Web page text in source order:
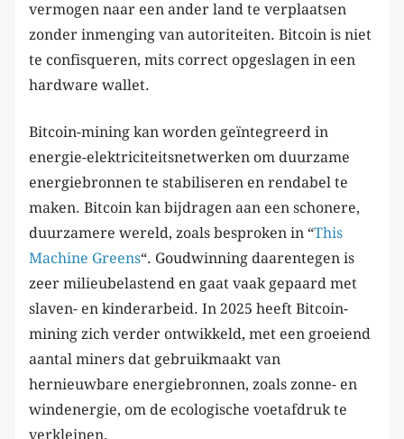
vermogen naar een ander land te verplaatsen
zonder inmenging van autoriteiten. Bitcoin is niet
te confisqueren, mits correct opgeslagen in een
hardware wallet.
Bitcoin-mining kan worden geïntegreerd in
energie-elektriciteitsnetwerken om duurzame
energiebronnen te stabiliseren en rendabel te
maken. Bitcoin kan bijdragen aan een schonere,
duurzamere wereld, zoals besproken in “This
Machine Greens“. Goudwinning daarentegen is
zeer milieubelastend en gaat vaak gepaard met
slaven- en kinderarbeid. In 2025 heeft Bitcoin-
mining zich verder ontwikkeld, met een groeiend
aantal miners dat gebruikmaakt van
hernieuwbare energiebronnen, zoals zonne- en
windenergie, om de ecologische voetafdruk te
verkleinen.